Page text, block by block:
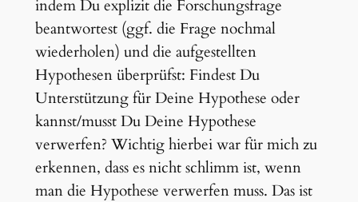
indem Du explizit die Forschungsfrage
beantwortest (ggf. die Frage nochmal
wiederholen) und die aufgestellten
Hypothesen überprüfst: Findest Du
Unterstützung für Deine Hypothese oder
kannst/musst Du Deine Hypothese
verwerfen? Wichtig hierbei war für mich zu
erkennen, dass es nicht schlimm ist, wenn
man die Hypothese verwerfen muss. Das ist